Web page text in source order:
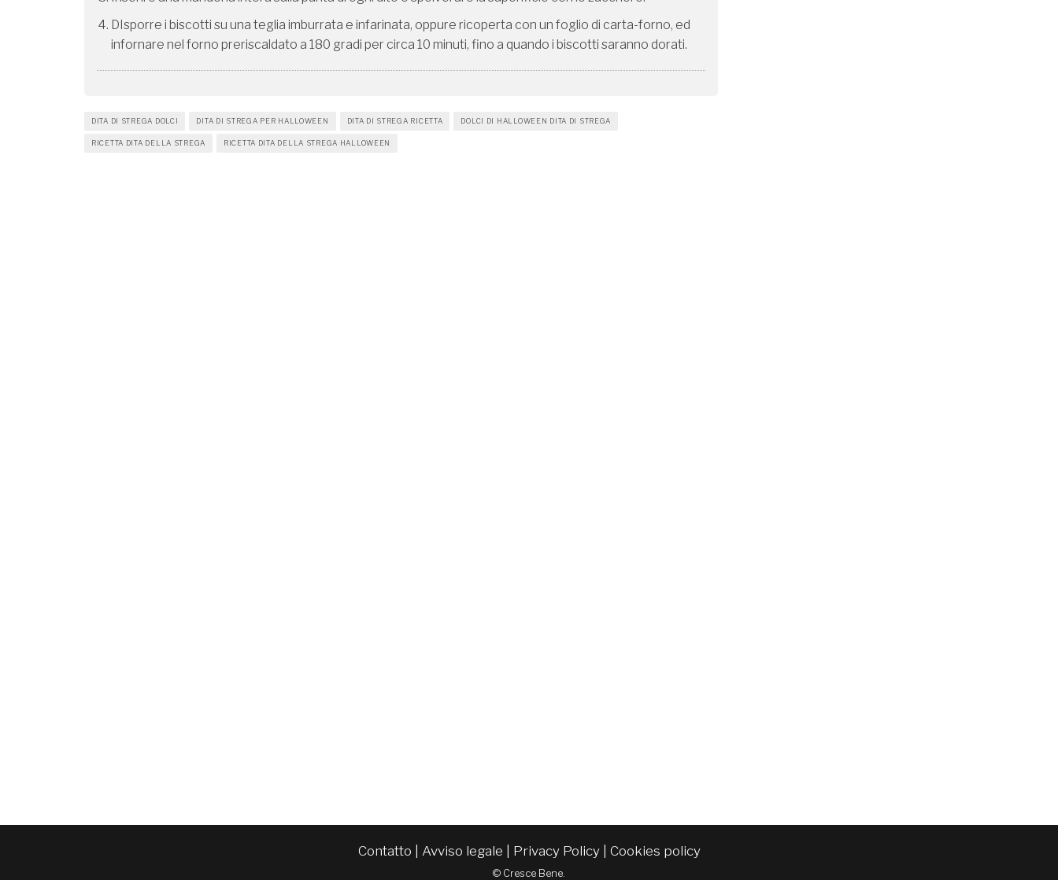
DIsporre i biscotti su una teglia imburrata e infarinata, oppure ricoperta con un foglio di carta-forno, ed
infornare nel forno preriscaldato a 180 gradi per circa 10 minuti, fino a quando i biscotti saranno dorati.
DITA DI STREGA DOLCI DITA DI STREGA PER HALLOWEEN DITA DI STREGA RICETTA DOLCI DI HALLOWEEN DITA DI STREGA
RICETTA DITA DELLA STREGA RICETTA DITA DELLA STREGA HALLOWEEN
Contatto Avviso legale Privacy Policy| Cookies policy
© Cresce Bene.